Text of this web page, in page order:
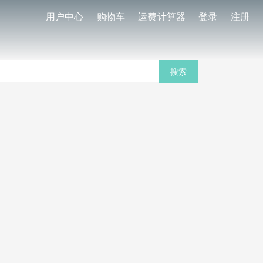
用户中心 购物车 运费计算器 登录 注册
搜索